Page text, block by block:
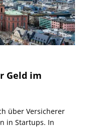
Geld im
über Versicherer
in Startups. In